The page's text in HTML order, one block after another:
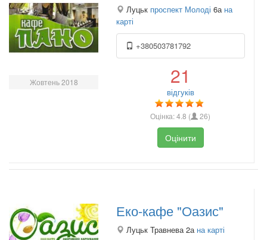
Жовтень 2018
Луцьк проспект Молоді 6а на
карті
+380503781792
21
відгуків
Оцінка:4.8 ( 26)
Оцінити
Еко-кафе "Оазис"
Луцьк Травнева 2а на карті